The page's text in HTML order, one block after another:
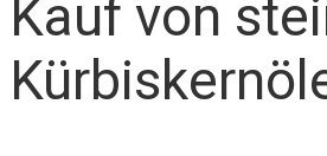
Kauf von